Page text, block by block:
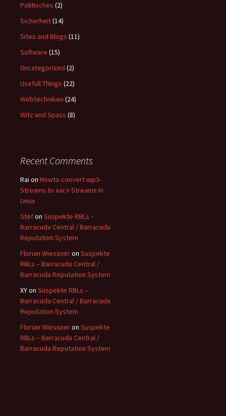
Politisches (2)
Sicherheit(14)
Sites and Blogs (11)
Software (15)
Uncategorized (2)
Usefull Things (22)
Webtechniken (24)
Witz und Spass (8)
Recent Comments
Rai on Howto convert mp3-
Streams to aac+ Streams in
Linux
Stefon Suspekte RBLs –
Barracuda Central / Barracuda
Reputation System
Florian Wiessneron Suspekte
RBLs – Barracuda Central /
Barracuda Reputation System
XYon Suspekte RBLs –
Barracuda Central / Barracuda
Reputation System
Florian Wiessneron Suspekte
RBLs – Barracuda Central /
Barracuda Reputation System